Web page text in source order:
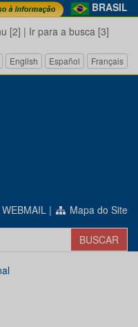
BRASIL
[2] | Ir para a busca [3]
English Español Français
WEBMAIL | Mapa do Site